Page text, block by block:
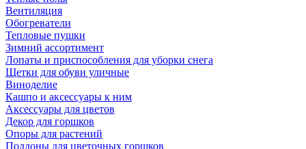
Вентиляция
Обогреватели
Тепловые пушки
Зимний ассортимент
Лопаты и приспособления для уборки снега
Щетки для обуви уличные
Виноделие
Кашпо и аксессуары к ним
Аксессуары для цветов
Декор для горшков
Опоры для растений
Поддоны для цветочных горшков